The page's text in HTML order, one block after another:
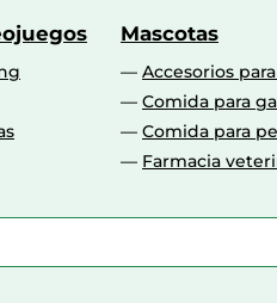
Mascotas
Accesorios
Comida para
Comida para
Farmacia